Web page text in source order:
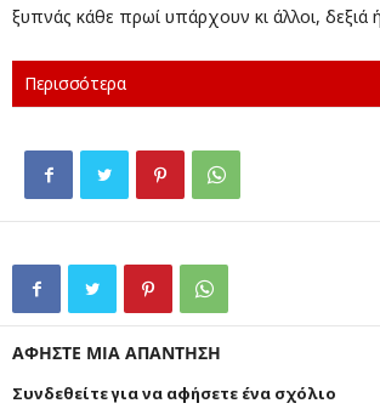
ξυπνάς κάθε πρωί υπάρχουν κι άλλοι, δεξιά
Περισσότερα
ΑΦΗΣΤΕ ΜΙΑ ΑΠΑΝΤΗΣΗ
Συνδεθείτε για να αφήσετε ένα σχόλιο